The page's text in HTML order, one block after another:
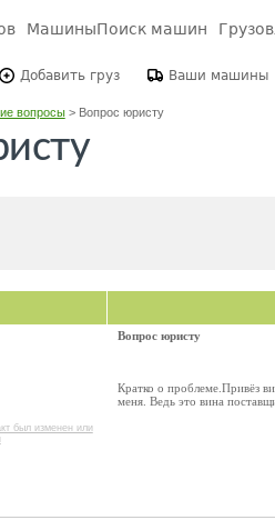
МашиныПоиск машин
Добавить груз Ваши машины
вопросы> Вопрос юристу
был изменен или
Вопрос юристу
Кратко о проблеме.Привёз
меня. Ведь это вина